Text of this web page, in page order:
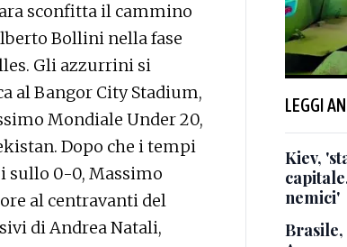
sconfitta il cammino
Bollini nella fase
Gli azzurrini si
al Bangor City Stadium,
Mondiale Under 20,
Dopo che i tempi
sullo 0-0, Massimo
al centravanti del
di Andrea Natali,
LEGGI
Kiev,
nemici'